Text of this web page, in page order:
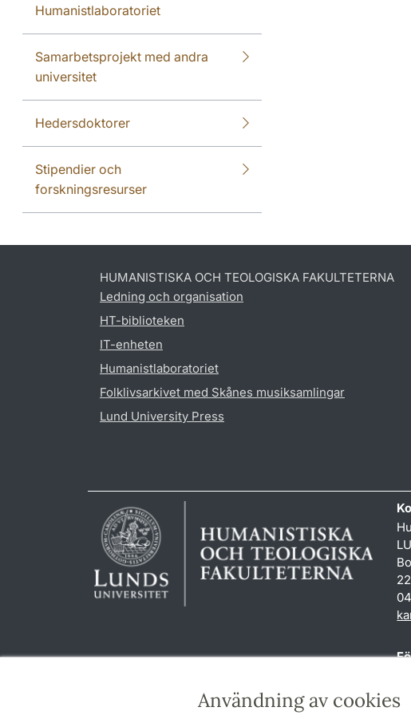
Användning av cookies
Humanistlaboratoriet
Samarbetsprojekt med andra
universitet
Hedersdoktorer
Stipendier och
forskningsresurser
HUMANISTISKA OCH TEOLOGISKA FAKULTETERNA
Ledning och organisation
HT-biblioteken
IT-enheten
Humanistlaboratoriet
Folklivsarkivet med Skånes musiksamlingar
Lund University Press